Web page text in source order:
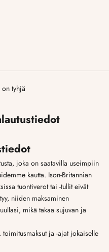
tyhjä
joka on saatavilla useimpiin
kautta. Ison-Britannian
tuontiverot tai -tullit eivät
niiden maksaminen
mikä takaa sujuvan ja
ja -ajat jokaiselle